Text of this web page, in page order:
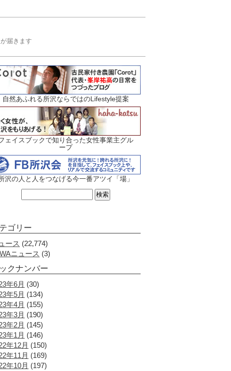
届きます
自然あふれる所沢ならではのLifestyle提案
ェイスブックで知り合った女性事業主グル
ープ
沢の人と人をつなげる今一番アツイ「場」
ゴリー
ース (22,774)
ニュース (3)
クナンバー
年6月 (30)
年5月 (134)
年4月 (155)
年3月 (190)
年2月 (145)
年1月 (146)
年12月 (150)
年11月 (169)
年10月 (197)